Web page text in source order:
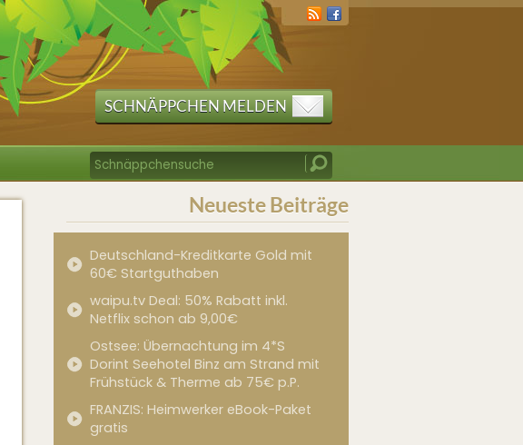
SCHNÄPPCHEN MELDEN
Neueste Beiträge
Deutschland-Kreditkarte Gold mit
60€ Startguthaben
waipu.tv Deal: 50% Rabatt inkl.
Netflix schon ab 9,00€
Ostsee: Übernachtung im 4*S
Dorint Seehotel Binz am Strand mit
Frühstück & Therme ab 75€ p.P.
FRANZIS: Heimwerker eBook-Paket
gratis